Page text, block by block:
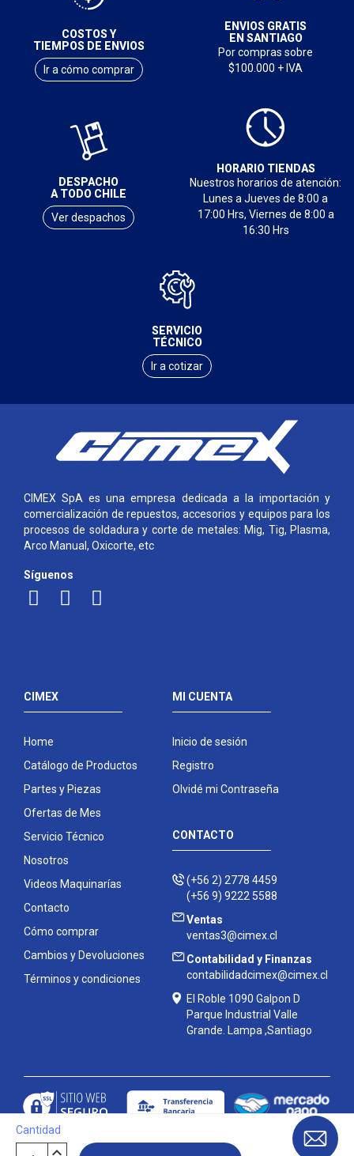
Cantidad
COSTOS Y
TIEMPOS DE ENVIOS
Ir a cómo comprar
ENVIOS GRATIS
EN SANTIAGO
Por compras sobre
$100.000 + IVA
DESPACHO
A TODO CHILE
Ver despachos
HORARIO TIENDAS
Nuestros horarios de atención:
Lunes a Jueves de 8:00 a
17:00 Hrs, Viernes de 8:00 a
16:30 Hrs
SERVICIO
TÉCNICO
Ir a cotizar
CIMEX SpA es una empresa dedicada a la importación y
comercialización de repuestos, accesorios y equipos para los
procesos de soldadura y corte de metales: Mig, Tig, Plasma,
Arco Manual, Oxicorte, etc
Síguenos
CIMEX
Home
Catálogo de Productos
Partes y Piezas
Ofertas de Mes
Servicio Técnico
Nosotros
Videos Maquinarías
Contacto
Cómo comprar
Cambios y Devoluciones
Términos y condiciones
MI CUENTA
Inicio de sesión
Registro
Olvidé mi Contraseña
CONTACTO
(+56 2) 2778 4459
(+56 9) 9222 5588
Ventas
ventas3@cimex.cl
Contabilidad y Finanzas
contabilidadcimex@cimex.cl
El Roble 1090 Galpon D
Parque Industrial Valle
Grande. Lampa ,Santiago